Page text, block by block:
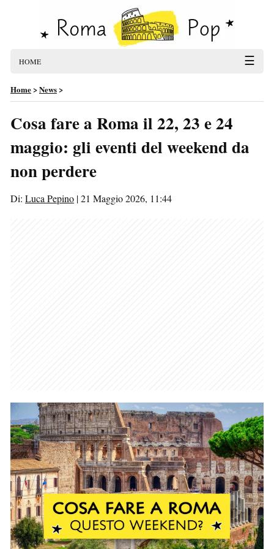
HOME ☰
Home>News>
Cosa fare a Roma il 22, 23 e 24
maggio: gli eventi del weekend da
non perdere
Di: Luca Pepino |21 Maggio 2026, 11:44